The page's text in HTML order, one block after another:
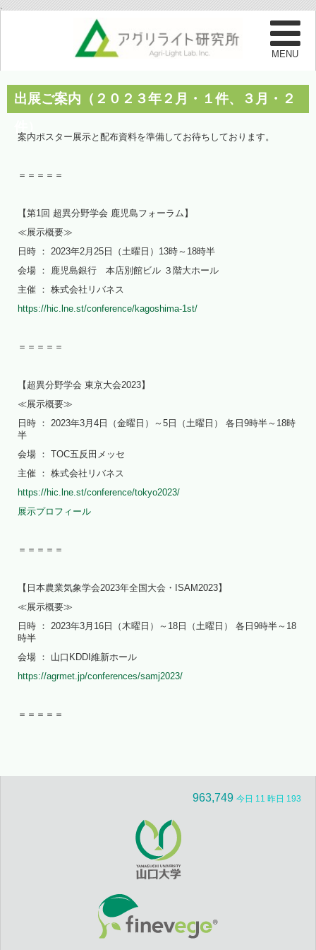
.
出展ご案内（２０２３年２月・１件、３月・２
案内ポスター展示と配布資料を準備してお待ちしております。
＝＝＝＝＝
【第1回 超異分野学会 鹿児島フォーラム】
≪展示概要≫
日時 ： 2023年2月25日（土曜日）13時～18時半
会場 ： 鹿児島銀行 本店別館ビル ３階大ホール
主催 ： 株式会社リバネス
https://hic.lne.st/conference/kagoshima-1st/
＝＝＝＝＝
【超異分野学会 東京大会2023】
≪展示概要≫
日時 ： 2023年3月4日（金曜日）～5日（土曜日） 各日9時半～18時
半
会場 ： TOC五反田メッセ
主催 ： 株式会社リバネス
https://hic.lne.st/conference/tokyo2023/
展示プロフィール
＝＝＝＝＝
【日本農業気象学会2023年全国大会・ISAM2023】
≪展示概要≫
日時 ： 2023年3月16日（木曜日）～18日（土曜日） 各日9時半～18
時半
会場 ： 山口KDDI維新ホール
https://agrmet.jp/conferences/samj2023/
＝＝＝＝＝
963,749 今日 11 昨日 193